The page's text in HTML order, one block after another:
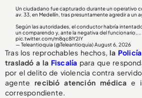
Un ciudadano fue capturado durante un operativo
av. 33, en Medellín, tras presuntamente agredir a un
Según las autoridades, el conductor habría
un comparendo y, ante la negativa del funcionario,...
pic.twitter.com/m8qc8lY2IY
— Teleantioquia (@Teleantioquia)August 6, 2026
Tras los reprochables hechos,la Policía
trasladó a la Fiscalía para que
por el delito de violencia contra
agenterecibió atención médica e
correspondiente.